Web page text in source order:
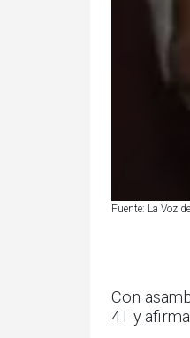
Fuente: La Voz
Con
4T y